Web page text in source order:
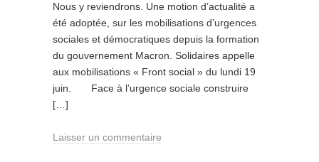
Nous y reviendrons. Une motion d’actualité a
été adoptée, sur les mobilisations d’urgences
sociales et démocratiques depuis la formation
du gouvernement Macron. Solidaires appelle
aux mobilisations « Front social » du lundi 19
juin. Face à l’urgence sociale construire
[…]
Laisser un commentaire